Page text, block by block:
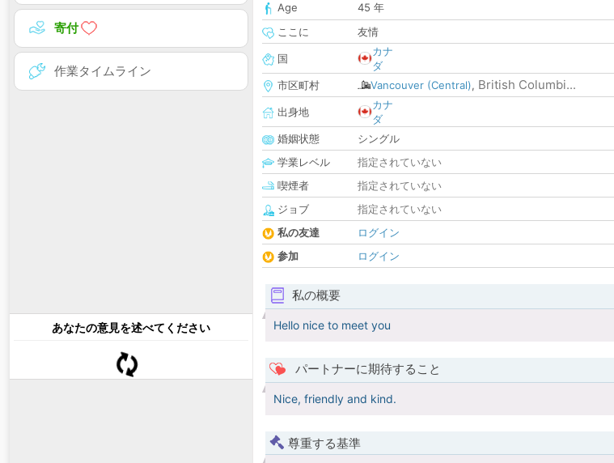
寄付
作業タイムライン
あなたの意見を述べてください
Age
45 年
ここに
友情
国
カナ
ダ
市区町村
Vancouver (Central), British Columbi...
出身地
カナ
ダ
婚姻状態
シングル
学業レベル
指定されていない
喫煙者
指定されていない
ジョブ
指定されていない
私の友達
ログイン
参加
ログイン
私の概要
Hello nice to meet you
パートナーに期待すること
Nice, friendly and kind.
尊重する基準